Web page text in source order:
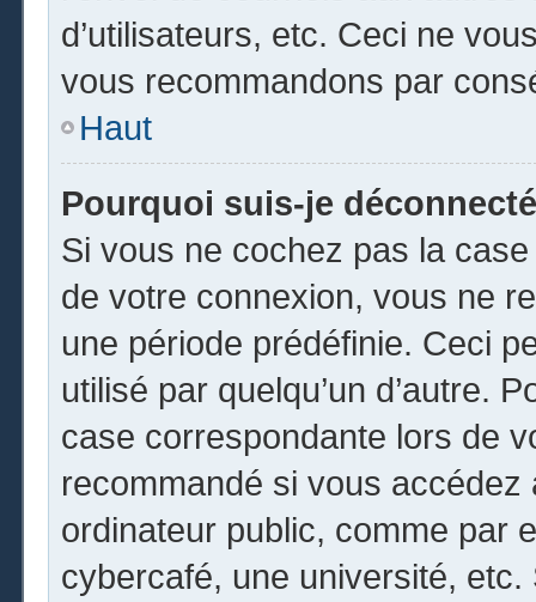
d’utilisateurs, etc. Ceci ne
vous recommandons par
Haut
Pourquoi suis-je
Si vous ne cochez pas la
de votre connexion, vous ne
une période prédéfinie. Ceci
utilisé par quelqu’un d’autre.
case correspondante lors de
recommandé si vous accédez
ordinateur public, comme par
cybercafé, une université,